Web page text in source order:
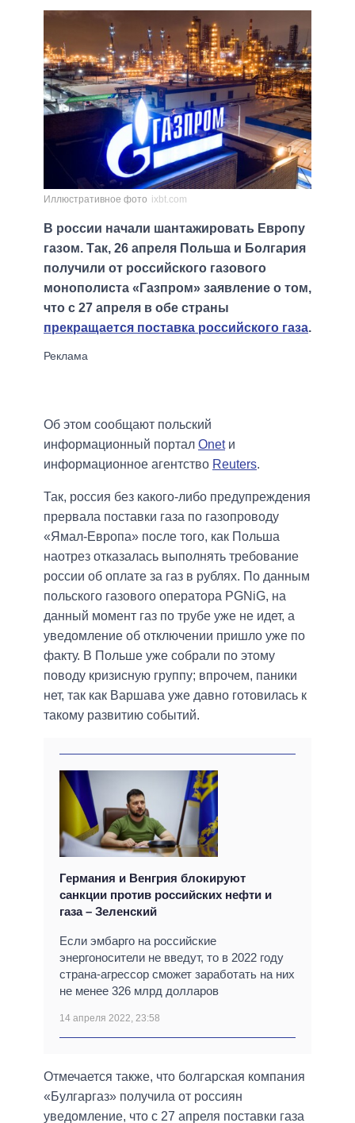
Иллюстративное фото ixbt.com
В россии начали шантажировать Европу
газом. Так, 26 апреля Польша и Болгария
получили от российского газового
монополиста «Газпром» заявление о том,
что с 27 апреля в обе страны
прекращается поставка российского газа.
Об этом сообщают польский
информационный портал Onetи
информационное агентство Reuters.
Так, россия без какого-либо предупреждения
прервала поставки газа по газопроводу
«Ямал-Европа» после того, как Польша
наотрез отказалась выполнять требование
россии об оплате за газ в рублях. По данным
польского газового оператора PGNiG, на
данный момент газ по трубе уже не идет, а
уведомление об отключении пришло уже по
факту. В Польше уже собрали по этому
поводу кризисную группу; впрочем, паники
нет, так как Варшава уже давно готовилась к
такому развитию событий.
Германия и Венгрия блокируют
санкции против российских нефти и
газа – Зеленский
Если эмбарго на российские
энергоносители не введут, то в 2022 году
страна-агрессор сможет заработать на них
не менее 326 млрд долларов
14 апреля 2022, 23:58
Отмечается также, что болгарская компания
«Булгаргаз» получила от россиян
уведомление, что с 27 апреля поставки газа